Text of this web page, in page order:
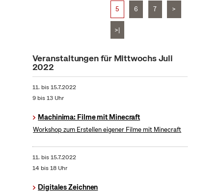
5 6 7 >
>|
Veranstaltungen für Mittwochs Juli
2022
11. bis15.7.2022
9 bis 13 Uhr
Machinima: Filme mit Minecraft
Workshop zum Erstellen eigener Filme mit Minecraft
11. bis15.7.2022
14 bis 18 Uhr
Digitales Zeichnen